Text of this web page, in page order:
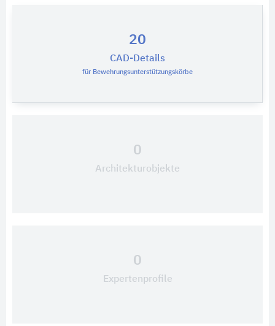
20
CAD-Details
für Bewehrungsunterstützungskörbe
0
Architekturobjekte
0
Expertenprofile